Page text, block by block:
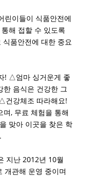
린이들이 식품안전에
해 접할 수 있도록
품안전에 대한 중요
! △엄마 싱거운게 좋
음식은 건강한 그
건강체조 따라해요!
, 무료 체험을 통해
맞아 이곳을 찾은 학
지난 2012년 10월
개관해 운영 중이며